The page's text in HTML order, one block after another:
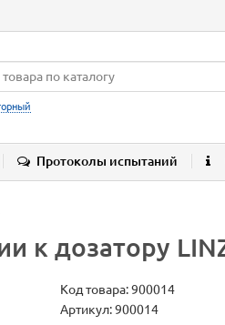
Протоколы испытаний
к дозатору
Код товара:900014
Артикул: 900014